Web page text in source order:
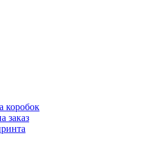
коробок
заказ